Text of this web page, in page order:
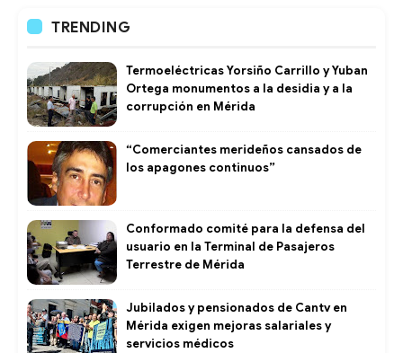
TRENDING
Termoeléctricas Yorsiño Carrillo y Yuban
Ortega monumentos a la desidia y a la
corrupción en Mérida
“Comerciantes merideños cansados de
los apagones continuos”
Conformado comité para la defensa del
usuario en la Terminal de Pasajeros
Terrestre de Mérida
Jubilados y pensionados de Cantv en
Mérida exigen mejoras salariales y
servicios médicos